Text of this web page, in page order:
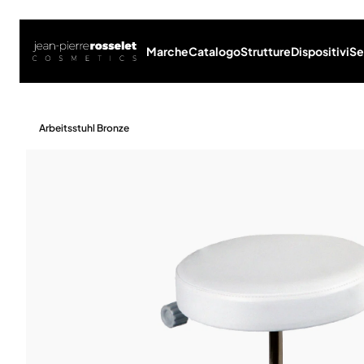
MarcheCatalogoStruttureDispositivi
Arbeitsstuhl Bronze